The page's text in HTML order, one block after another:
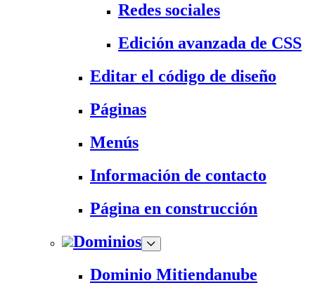
Redes sociales
Edición avanzada de CSS
Editar el código de diseño
Páginas
Menús
Información de contacto
Página en construcción
Dominios
Dominio Mitiendanube